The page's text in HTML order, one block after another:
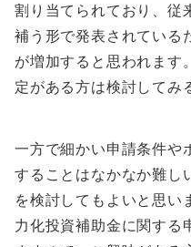
割り当てられており、従
補う形で発表されている
が増加すると思われます
定がある方は検討してみ
一方で細かい申請条件や
することはなかなか難し
を検討してもよいと思い
力化投資補助金に関する